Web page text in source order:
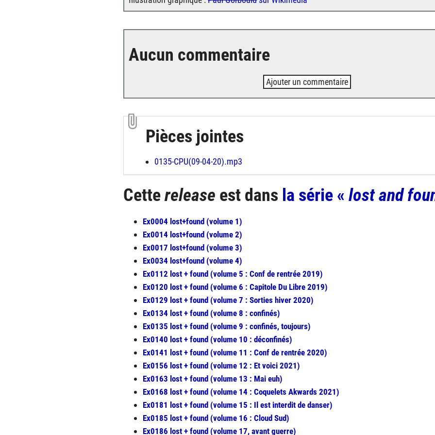
Aucun commentaire
Ajouter un commentaire
Pièces jointes
0135-CPU(09-04-20).mp3
Cetterelease est dans la série «lost and
Ex0004 lost+found (volume 1)
Ex0014 lost+found (volume 2)
Ex0017 lost+found (volume 3)
Ex0034 lost+found (volume 4)
Ex0112 lost + found (volume 5 : Conf de rentrée 2019)
Ex0120 lost + found (volume 6 : Capitole Du Libre 2019)
Ex0129 lost + found (volume 7 : Sorties hiver 2020)
Ex0134 lost + found (volume 8 : confinés)
Ex0135 lost + found (volume 9 : confinés, toujours)
Ex0140 lost + found (volume 10 : déconfinés)
Ex0141 lost + found (volume 11 : Conf de rentrée 2020)
Ex0156 lost + found (volume 12 : Et voici 2021)
Ex0163 lost + found (volume 13 : Mai euh)
Ex0168 lost + found (volume 14 : Coquelets Akwards 2021)
Ex0181 lost + found (volume 15 : Il est interdit de danser)
Ex0185 lost + found (volume 16 : Cloud Sud)
Ex0186 lost + found (volume 17, avant guerre)